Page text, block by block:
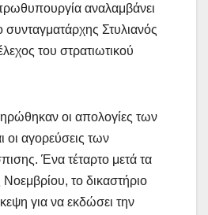
αναλαμβάνει
συνταγματάρχης Στυλιανός
του στρατιωτικού
οι απολογίες των
οι αγορεύσεις των
Ένα τέταρτο μετά τα
το δικαστήριο
για να εκδώσει την